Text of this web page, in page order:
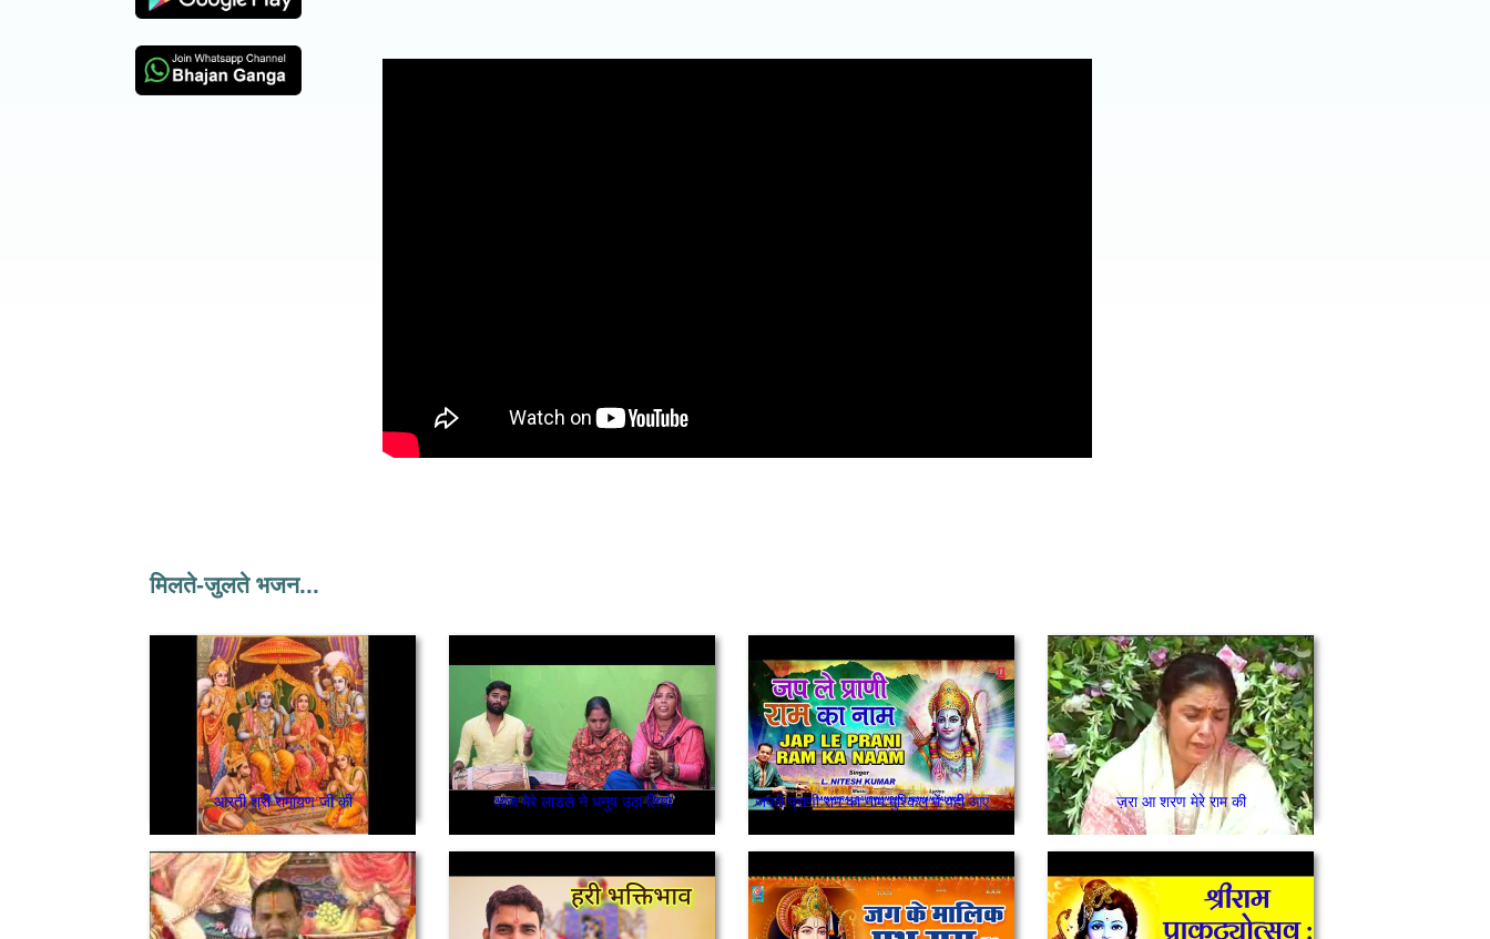
मिलते-जुलते भजन...
आरती श्री रामायण जी की आज मेरे लाडले ने धनुष उठा लियो जपले प्राणी राम का नाम मुश्किल में यही आएगा काम ज़रा आ शरण मेरे राम की